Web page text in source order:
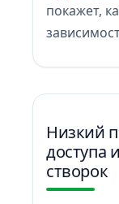
покажет,
Низкий
доступа
створок